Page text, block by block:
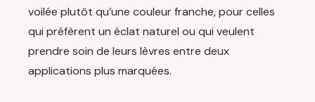
voilée plutôt qu’une couleur franche, pour celles
qui préfèrent un éclat naturel ou qui veulent
prendre soin de leurs lèvres entre deux
applications plus marquées.